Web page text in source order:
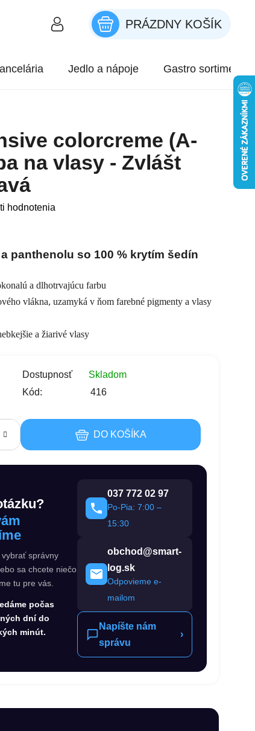
NÁKUPNÝ KOŠÍK
PRÁZDNY KOŠÍK
Jedlo a nápoje Gastro sortiment
colorcreme (A-
na vlasy - Zvlášt
je 0,0 z 5 hviezdičiek.
hodnotenia
panthenolu so 100 % krytím šedín
a dlhotrvajúcu farbu
vlákna, uzamyká v ňom farebné pigmenty a vlasy
a žiarivé vlasy
Dostupnosť
Skladom
Kód:
416
DO KOŠÍKA
vybrať správny
sa chcete niečo
tu pre vás.
počas
dní do
minút.
037 772 02 97
Po-Pia: 7:00 –
15:30
obchod@smart-
log.sk
Odpovieme e-
mailom
Napíšte nám
správu
›